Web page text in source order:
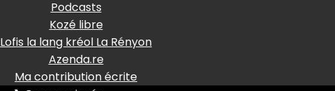
Podcasts
Kozé libre
Lofis la lang kréol La Rényon
Azenda.re
Ma contribution écrite